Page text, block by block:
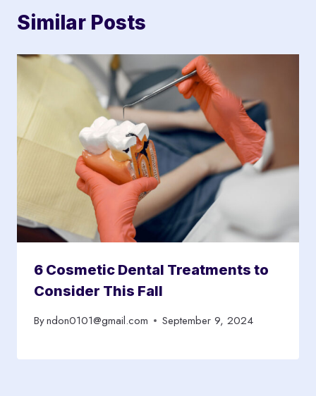
Similar Posts
6 Cosmetic Dental Treatments to
Consider This Fall
Byndon0101@gmail.com September 9, 2024